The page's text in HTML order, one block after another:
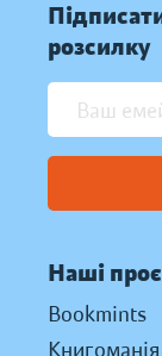
розсилку
Наші
Bookmints
Книгоманія